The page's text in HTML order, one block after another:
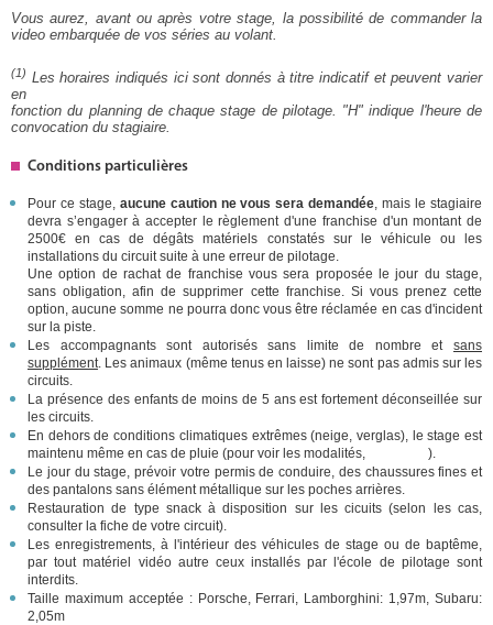
Vous aurez, avant ou après votre stage, la possibilité de commander la
video embarquée de vos séries au volant.
(1) Les horaires indiqués ici sont donnés à titre indicatif et peuvent varier
en
fonction du planning de chaque stage de pilotage. "H" indique l'heure de
convocation du stagiaire.
Conditions particulières
Pour ce stage, aucune caution ne vous sera demandée , mais le stagiaire
devra s’engager à accepter le règlement d'une franchise d'un montant de
2500€ en cas de dégâts matériels constatés sur le véhicule ou les
installations du circuit suite à une erreur de pilotage.
Une option de rachat de franchise vous sera proposée le jour du stage,
sans obligation, afin de supprimer cette franchise. Si vous prenez cette
option, aucune somme ne pourra donc vous être réclamée en cas d'incident
sur la piste.
Les accompagnants sont autorisés sans limite de nombre et sans
supplément . Les animaux (même tenus en laisse) ne sont pas admis sur les
circuits.
La présence des enfants de moins de 5 ans est fortement déconseillée sur
les circuits.
En dehors de conditions climatiques extrêmes (neige, verglas), le stage est
maintenu même en cas de pluie (pour voir les modalités,
).
Le jour du stage, prévoir votre permis de conduire, des chaussures fines et
des pantalons sans élément métallique sur les poches arrières.
Restauration de type snack à disposition sur les cicuits (selon les cas,
consulter la fiche de votre circuit).
Les enregistrements, à l'intérieur des véhicules de stage ou de baptême,
par tout matériel vidéo autre ceux installés par l'école de pilotage sont
interdits.
Taille maximum acceptée : Porsche, Ferrari, Lamborghini: 1,97m, Subaru:
2,05m